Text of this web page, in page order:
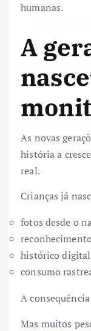
humanas.
A
As novas
história a
real.
Crianças já
fotos desde o
histórico
consumo
A
Mas muitos